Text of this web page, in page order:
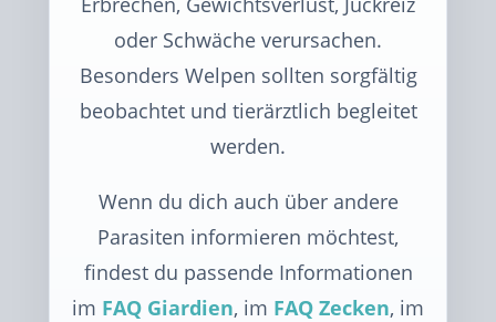
oder Schwäche verursachen.
Besonders Welpen sollten sorgfältig
beobachtet und tierärztlich begleitet
werden.
Wenn du dich auch über andere
Parasiten informieren möchtest,
findest du passende Informationen
im FAQ Giardien, im FAQ Zecken, im